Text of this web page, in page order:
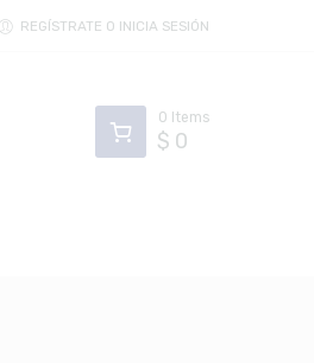
REGÍSTRATE O INICIA SESIÓN
0 Items
$ 0